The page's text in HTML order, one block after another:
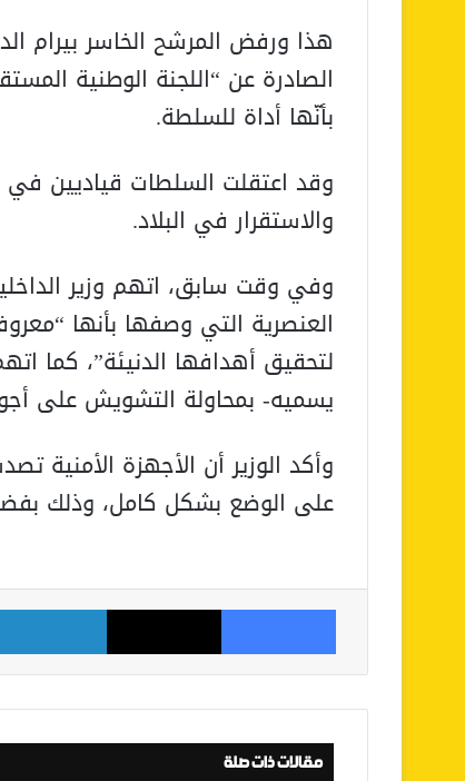
هذا ورفض المرشح الخاسر بيرام
الصادرة عن “اللجنة الوطنية
بأنّها أداة للسلطة.
وقد اعتقلت السلطات قياديين في
والاستقرار في البلاد.
وفي وقت سابق، اتهم وزير
العنصرية التي وصفها بأنها
لتحقيق أهدافها الدنيئة”،
يسميه- بمحاولة التشويش على
وأكد الوزير أن الأجهزة الأمنية
على الوضع بشكل كامل، وذلك
فيسبوك ‫X
مقالات ذات صلة